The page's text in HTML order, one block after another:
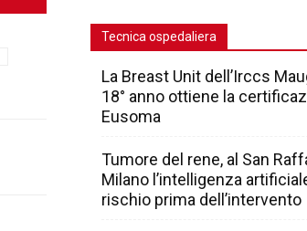
Tecnica ospedaliera
La Breast Unit dell’Irccs
18° anno ottiene la
Eusoma
Tumore del rene, al San
Milano l’intelligenza
rischio prima dell’intervento